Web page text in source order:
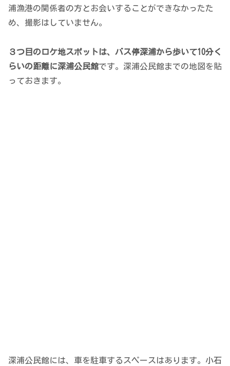
浦漁港の関係者の方とお会いすることができなかったた
め、撮影はしていません。
３つ目のロケ地スポットは、バス停深浦から歩いて10分く
らいの距離に深浦公民館です。深浦公民館までの地図を貼
っておきます。
深浦公民館には、車を駐車するスペースはあります。小石